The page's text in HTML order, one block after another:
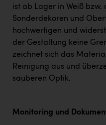
ist ab Lager in Weiß bzw.
Sonderdekoren und
hochwertigen und
der Gestaltung keine
zeichnet sich das
Reinigung aus und
sauberen Optik.
Monitoring und